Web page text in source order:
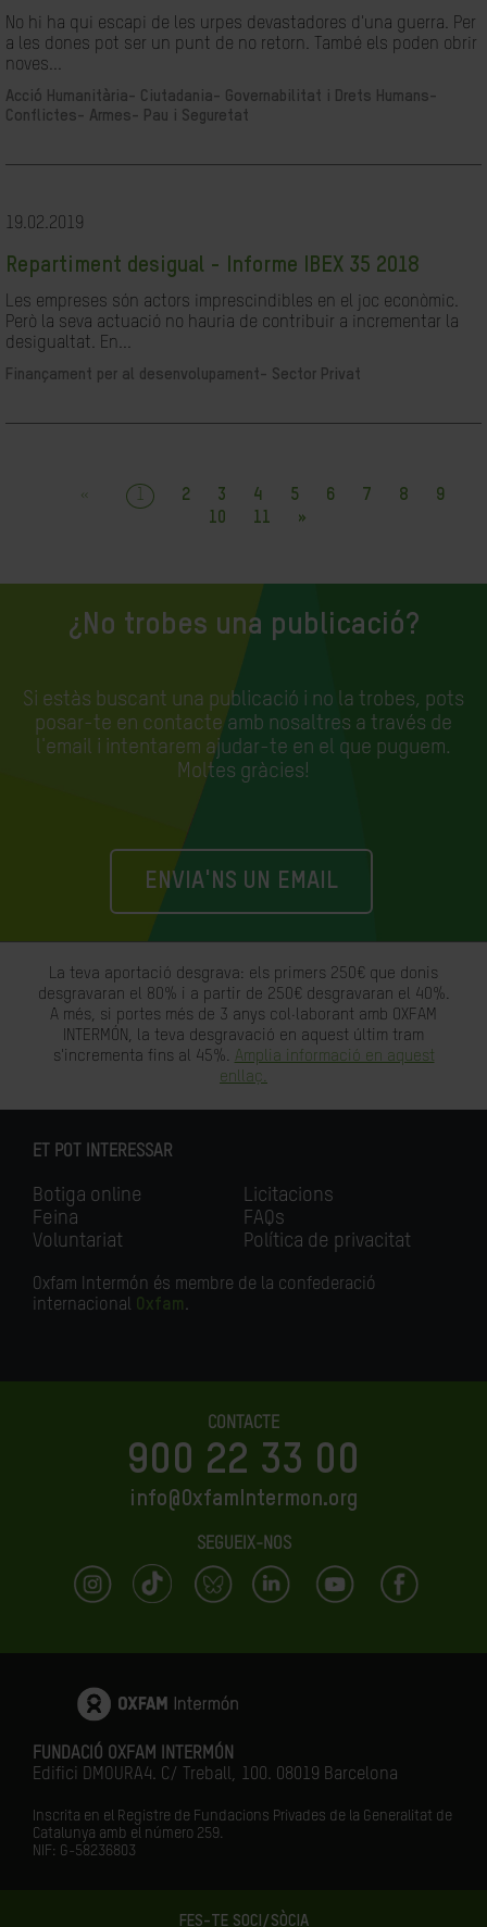
FES-TE SOCI/SÒCIA
No hi ha qui escapi de les urpes devastadores d'una guerra. Per
a les dones pot ser un punt de no retorn. També els poden obrir
noves...
Acció Humanitària-
Ciutadania- Governabilitat i Drets Humans-
Conflictes- Armes- Pau i Seguretat
19.02.2019
Repartiment desigual - Informe IBEX 35 2018
Les empreses són actors imprescindibles en el joc econòmic.
Però la seva actuació no hauria de contribuir a incrementar la
desigualtat. En...
Finançament per al desenvolupament- Sector Privat
« 1 2 3 4 5 6 7 8
9
10
11 »
¿No trobes una publicació?
Si estàs buscant una publicació i no la trobes, pots
posar-te en contacte amb nosaltres a través de
l'email i intentarem ajudar-te en el que puguem.
Moltes gràcies!
ENVIA'NS UN EMAIL
La teva aportació desgrava: els primers 250€ que donis
desgravaran el 80% i a partir de 250€ desgravaran el 40%.
A més, si portes més de 3 anys col·laborant amb OXFAM
INTERMÓN, la teva desgravació en aquest últim tram
s'incrementa fins al 45%. Amplia informació en aquest
enllaç.
ET POT INTERESSAR
Botiga online
Feina
Voluntariat
Licitacions
FAQs
Política de privacitat
Oxfam Intermón és membre de la confederació
internacional Oxfam.
CONTACTE
900 22 33 00
info@OxfamIntermon.org
SEGUEIX-NOS
FUNDACIÓ OXFAM INTERMÓN
Edifici DMOURA4. C/ Treball, 100. 08019 Barcelona
Inscrita en el Registre de Fundacions Privades de la Generalitat de
Catalunya amb el número 259.
NIF: G-58236803